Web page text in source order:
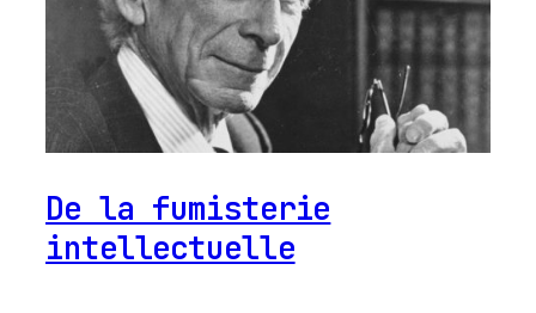
De la fumisterie
intellectuelle